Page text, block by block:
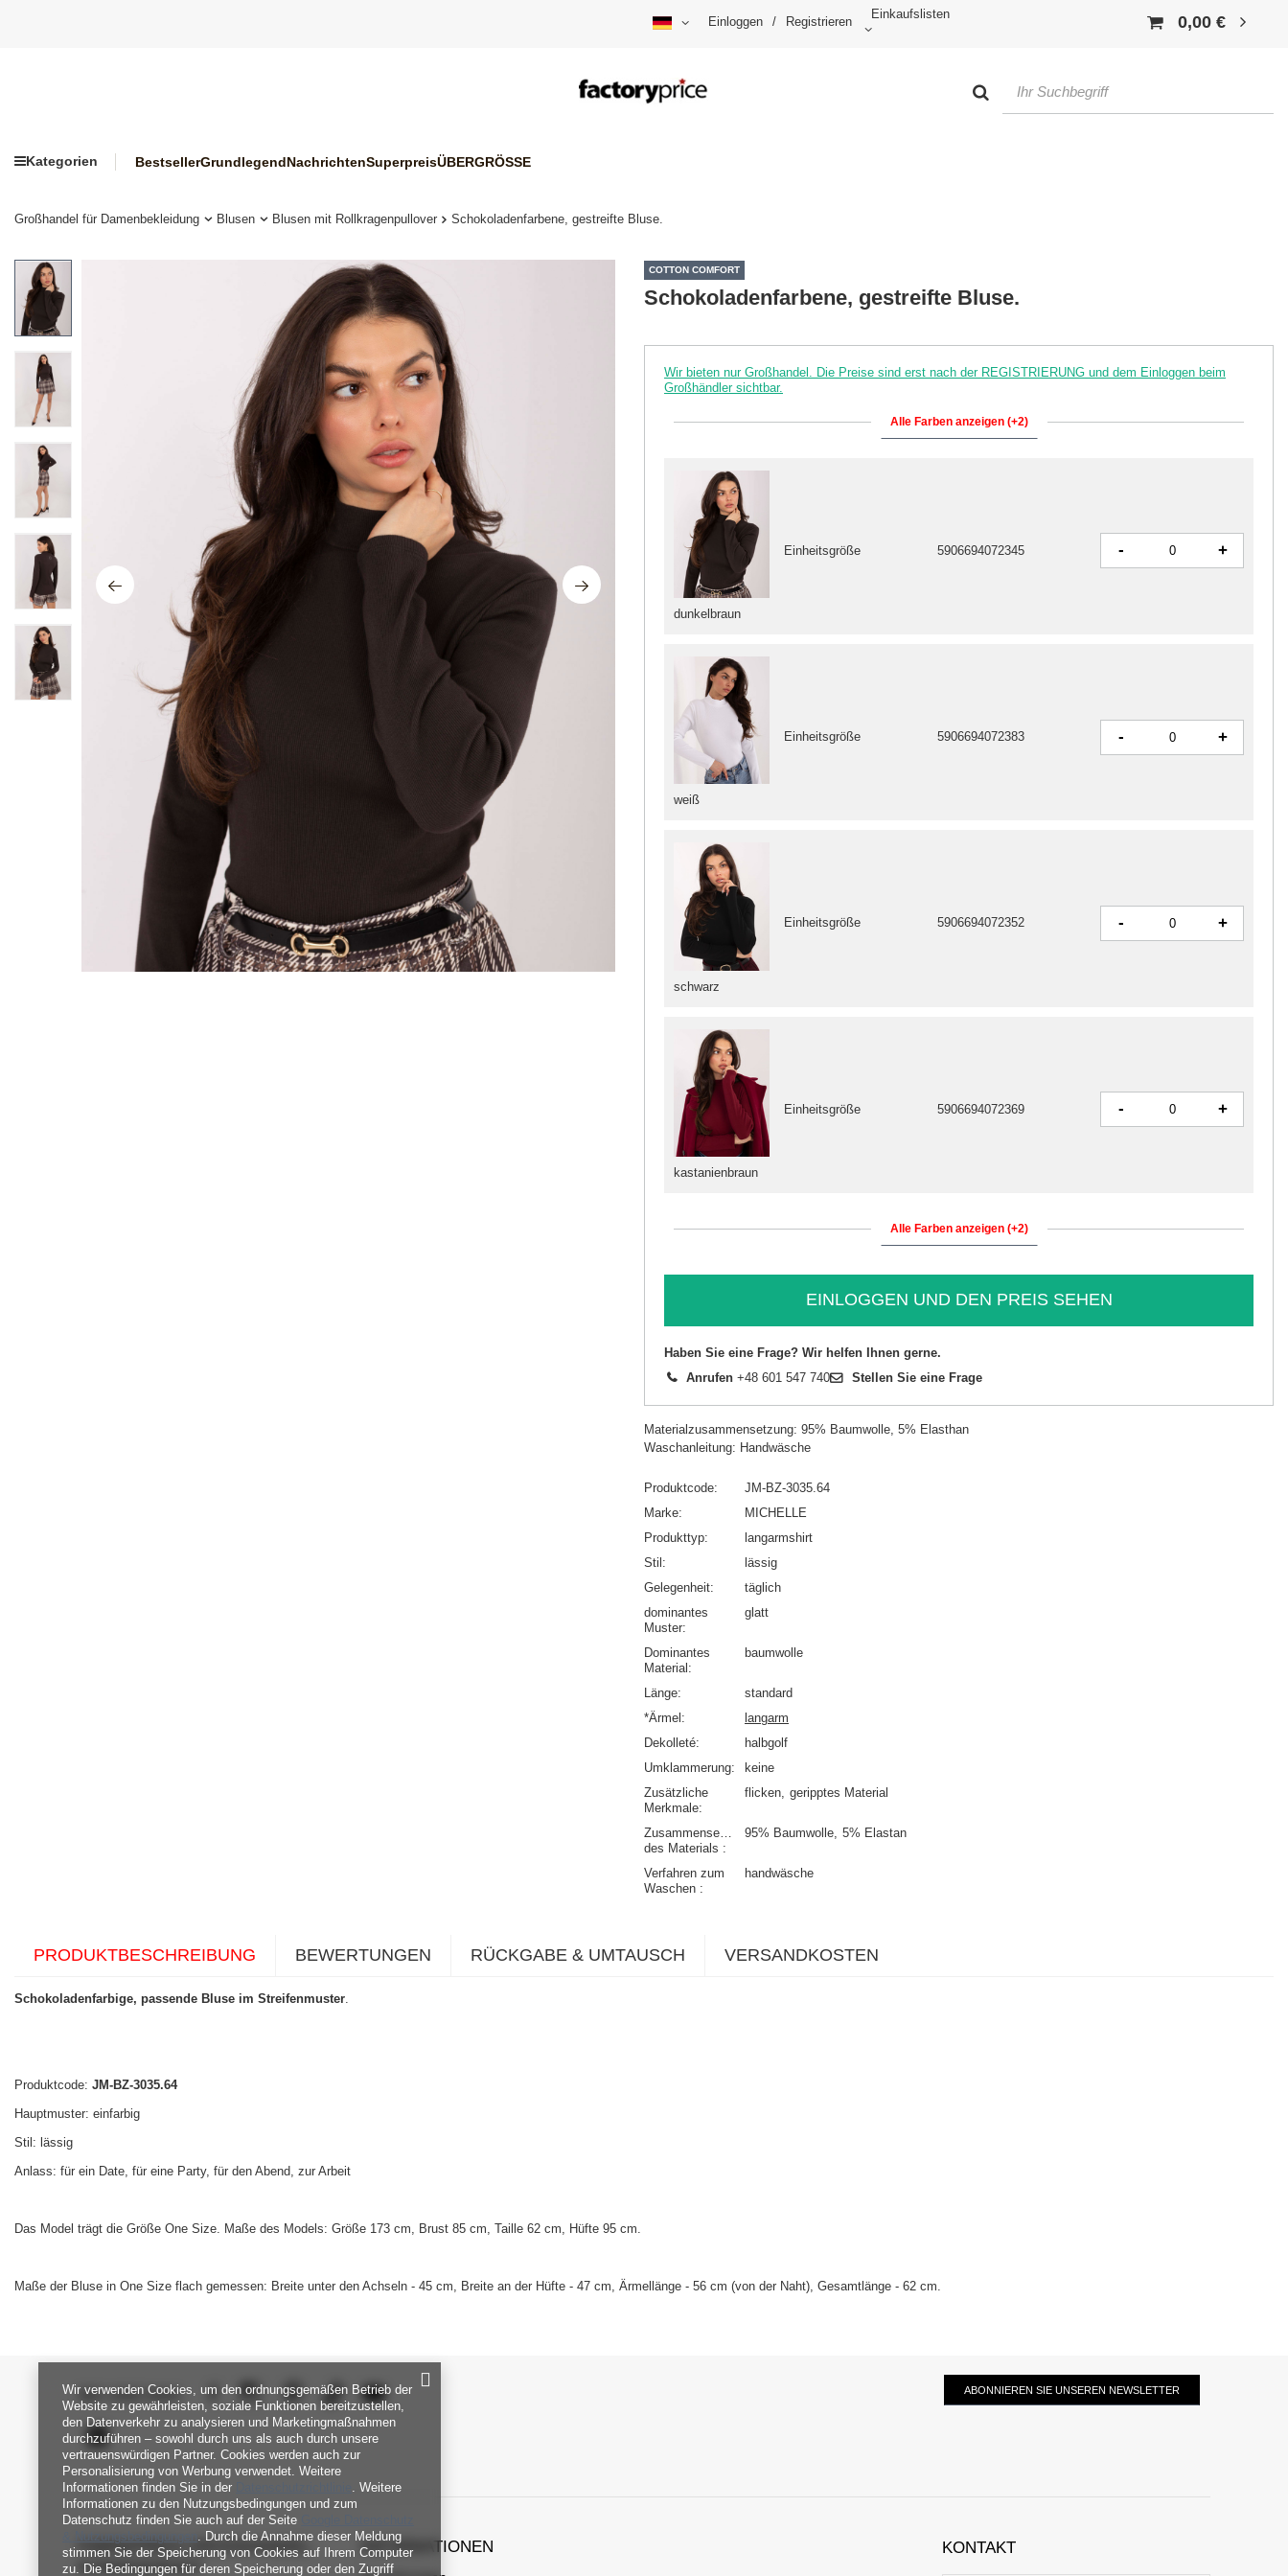
Einloggen / Registrieren
Einkaufslisten 0,00 €
Kategorien BestsellerGrundlegendNachrichtenSuperpreisÜBERGRÖSSE
Großhandel für Damenbekleidung Blusen Blusen mit Rollkragenpullover Schokoladenfarbene, gestreifte Bluse.
COTTON COMFORT
Schokoladenfarbene, gestreifte Bluse.
Wir bieten nur Großhandel. Die Preise sind erst nach der REGISTRIERUNG und dem Einloggen beim
Großhändler sichtbar.
Alle Farben anzeigen (+2)
weiß
Einheitsgröße 5906694072383 - +
schwarz
Einheitsgröße 5906694072352 - +
kastanienbraun
Einheitsgröße 5906694072369 - +
dunkelbraun
Einheitsgröße 5906694072345 - +
Alle Farben anzeigen (+2)
EINLOGGEN UND DEN PREIS SEHEN
Haben Sie eine Frage? Wir helfen Ihnen gerne.
Anrufen +48 601 547 740 Stellen Sie eine Frage
Materialzusammensetzung: 95% Baumwolle, 5% Elasthan
Waschanleitung: Handwäsche
Produktcode
JM-BZ-3035.64
Marke
MICHELLE
Produkttyp
langarmshirt
Stil
lässig
Gelegenheit
täglich
dominantes
Muster
glatt
Dominantes
Material
baumwolle
Länge
standard
*Ärmel
langarm
Dekolleté
halbgolf
Umklammerung
keine
Zusätzliche
Merkmale
flicken geripptes Material
Zusammensetzung
des Materials
95% Baumwolle 5% Elastan
Verfahren zum
Waschen
handwäsche
PRODUKTBESCHREIBUNG BEWERTUNGEN RÜCKGABE & UMTAUSCH VERSANDKOSTEN
Schokoladenfarbige, passende Bluse im Streifenmuster
Produktcode: JM-BZ-3035.64
Hauptmuster: einfarbig
Stil: lässig
Anlass: für ein Date, für eine Party, für den Abend, zur Arbeit
Das Model trägt die Größe One Size. Maße des Models: Größe 173 cm, Brust 85 cm, Taille 62 cm, Hüfte 95 cm
Maße der Bluse in One Size flach gemessen: Breite unter den Achseln - 45 cm, Breite an der Hüfte - 47 cm, Ärmellänge - 56 cm (von der Naht), Gesamtlänge - 62 cm.
SEI UNS NAH ABONNIEREN SIE UNSEREN NEWSLETTER
FABRIKPREIS-GROSSHANDEL-K
UNDENDIENST
INFORMATIONEN KONTAKT
Wir verwenden Cookies, um den ordnungsgemäßen Betrieb der
Website zu gewährleisten, soziale Funktionen bereitzustellen,
den Datenverkehr zu analysieren und Marketingmaßnahmen
durchzuführen – sowohl durch uns als auch durch unsere
vertrauenswürdigen Partner. Cookies werden auch zur
Personalisierung von Werbung verwendet. Weitere
Informationen finden Sie in der
. Weitere
Informationen zu den Nutzungsbedingungen und zum
Datenschutz finden Sie auch auf der Seite
& Nutzungsbedingungen . Durch die Annahme dieser Meldung
stimmen Sie der Speicherung von Cookies auf Ihrem Computer
zu. Die Bedingungen für deren Speicherung oder den Zugriff